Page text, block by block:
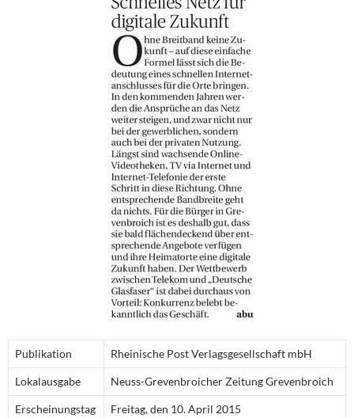
Publikation Rheinische Post Verlagsgesellschaft mbH
Lokalausgabe Neuss-Grevenbroicher Zeitung Grevenbroich
Erscheinungstag Freitag, den 10. April 2015